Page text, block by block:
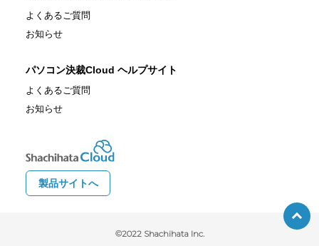
製品サイトへ
よくあるご質問
お知らせ
パソコン決裁Cloud ヘルプサイト
よくあるご質問
お知らせ
©2022 Shachihata Inc.